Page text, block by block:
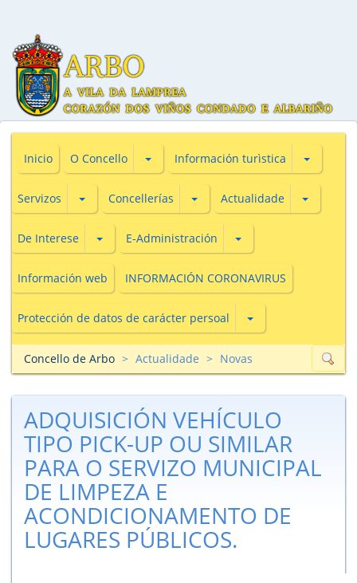
Inicio O Concello Subsecciones de O Concello
Información turìstica
Servizos Subsecciones de Servizos
Concellerías Subsecciones de Concellerías
Actualidade
De Interese Subsecciones de De Interese
E-Administración Subsecciones de E-
Información web INFORMACIÓN CORONAVIRUS
Protección de datos de carácter persoal Subsecciones de
Concello de Arbo Actualidade Novas
ADQUISICIÓN VEHÍCULO
TIPO PICK-UP OU SIMILAR
PARA O SERVIZO MUNICIPAL
DE LIMPEZA E
ACONDICIONAMENTO DE
LUGARES PÚBLICOS.